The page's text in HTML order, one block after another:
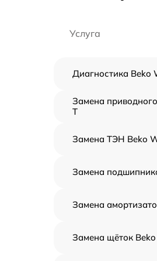
Услуга
Диагностика Beko
Замена
T
Замена ТЭН Beko
Замена
Замена
Замена щёток